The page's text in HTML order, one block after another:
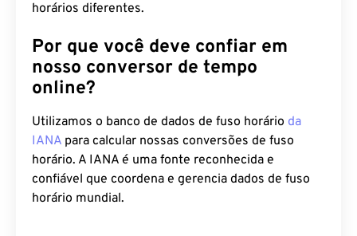
horários diferentes.
Por que você deve confiar em
nosso conversor de tempo
online?
Utilizamos o banco de dados de fuso horário da
IANA para calcular nossas conversões de fuso
horário. A IANA é uma fonte reconhecida e
confiável que coordena e gerencia dados de fuso
horário mundial.